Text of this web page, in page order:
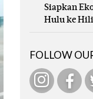
Siapkan
Hulu ke
FOLLOW